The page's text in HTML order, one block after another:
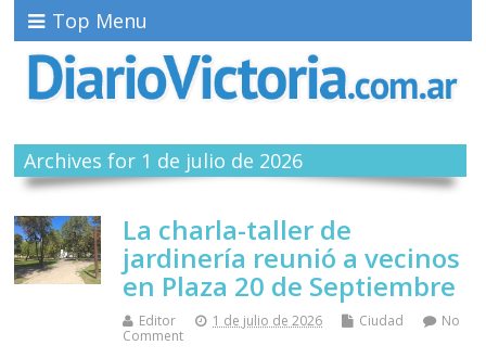
Top Menu
Archives for 1 de julio de 2026
La charla-taller de
jardinería reunió a vecinos
en Plaza 20 de Septiembre
Editor 1 de julio de 2026 Ciudad
No
Comment